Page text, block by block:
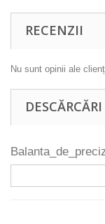
RECENZII
Nu sunt opinii ale
DESCĂRCĂRI